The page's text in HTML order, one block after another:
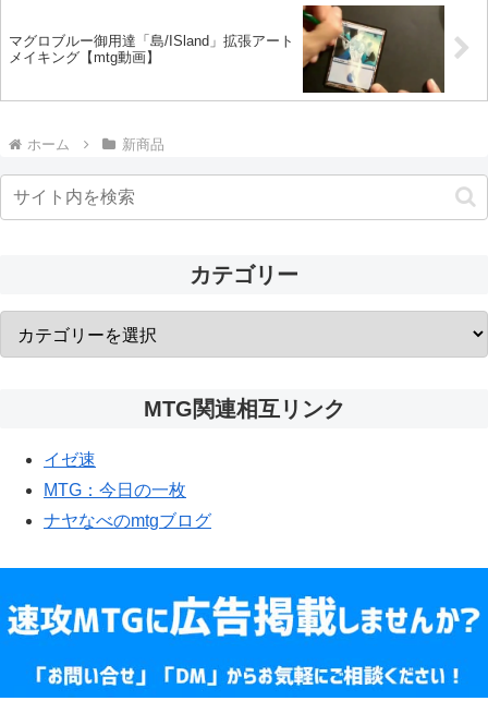
マグロブルー御用達「島/ISland」拡張アート
メイキング【mtg動画】
ホーム 新商品
カテゴリー
MTG関連相互リンク
イゼ速
MTG：今日の一枚
ナヤなべのmtgブログ